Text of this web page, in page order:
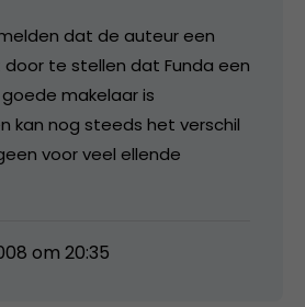
dat de auteur een
te stellen dat Funda een
goede makelaar is
kan nog steeds het verschil
voor veel ellende
om 20:35